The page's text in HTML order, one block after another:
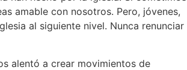
amable con nosotros. Pero, jóvenes,
al siguiente nivel. Nunca renunciar
alentó a crear movimientos de